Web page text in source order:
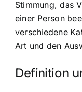
Stimmung, das
einer Person
verschiedene
Art und den
Definition